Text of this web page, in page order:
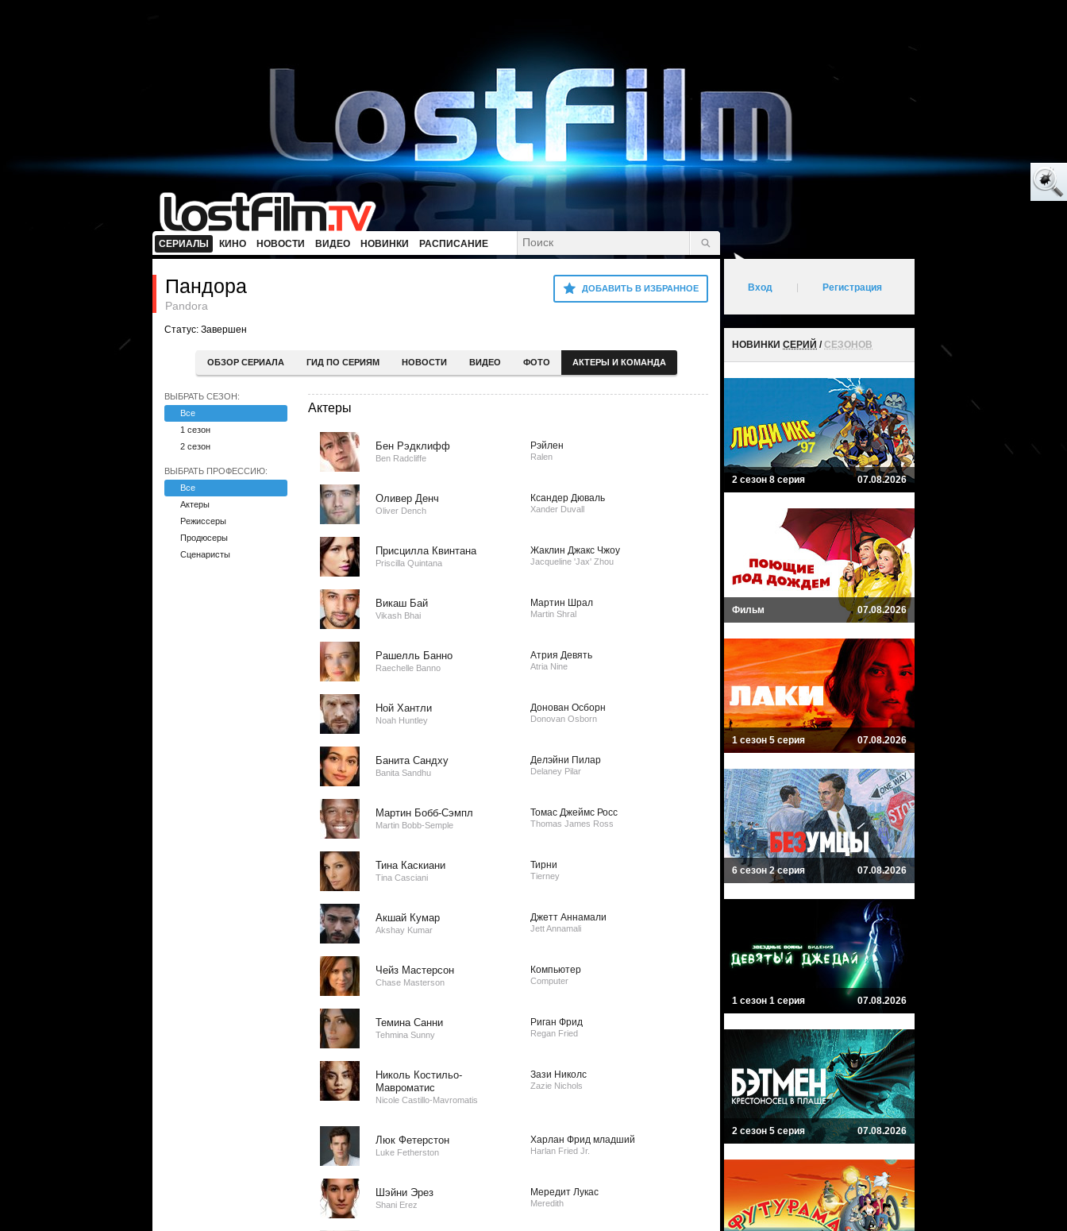
СЕРИАЛЫ КИНО НОВОСТИ ВИДЕО НОВИНКИ РАСПИСАНИЕ
ДОБАВИТЬ В ИЗБРАННОЕ
Пандора
Pandora
Статус: Завершен
ОБЗОР СЕРИАЛА ГИД ПО СЕРИЯМ НОВОСТИ ВИДЕО ФОТО АКТЕРЫ И КОМАНДА
ВЫБРАТЬ СЕЗОН:
Все
1 сезон
2 сезон
ВЫБРАТЬ ПРОФЕССИЮ:
Все
Актеры
Режиссеры
Продюсеры
Сценаристы
Актеры
Бен Рэдклифф
Ben Radcliffe
Рэйлен
Ralen
Оливер Денч
Oliver Dench
Ксандер Дюваль
Xander Duvall
Присцилла Квинтана
Priscilla Quintana
Жаклин Джакс Чжоу
Jacqueline 'Jax' Zhou
Викаш Бай
Vikash Bhai
Мартин Шрал
Martin Shral
Рашелль Банно
Raechelle Banno
Атрия Девять
Atria Nine
Ной Хантли
Noah Huntley
Донован Осборн
Donovan Osborn
Банита Сандху
Banita Sandhu
Делэйни Пилар
Delaney Pilar
Мартин Бобб-Сэмпл
Martin Bobb-Semple
Томас Джеймс Росс
Thomas James Ross
Тина Каскиани
Tina Casciani
Тирни
Tierney
Акшай Кумар
Akshay Kumar
Джетт Аннамали
Jett Annamali
Чейз Мастерсон
Chase Masterson
Компьютер
Computer
Темина Санни
Tehmina Sunny
Риган Фрид
Regan Fried
Николь Костильо-
Мавроматис
Nicole Castillo-Mavromatis
Зази Николс
Zazie Nichols
Люк Фетерстон
Luke Fetherston
Харлан Фрид младший
Harlan Fried Jr.
Шэйни Эрез
Shani Erez
Мередит Лукас
Meredith
Вход Регистрация
НОВИНКИ СЕРИЙ /СЕЗОНОВ
2 сезон 8 серия 07.08.2026
Фильм 07.08.2026
1 сезон 5 серия 07.08.2026
6 сезон 2 серия 07.08.2026
1 сезон 1 серия 07.08.2026
2 сезон 5 серия 07.08.2026